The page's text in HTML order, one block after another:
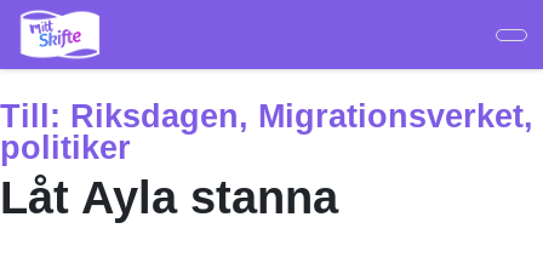
Hoppa
huvudinnehåll
Till: Riksdagen, Migrationsverket,
politiker
Låt Ayla stanna